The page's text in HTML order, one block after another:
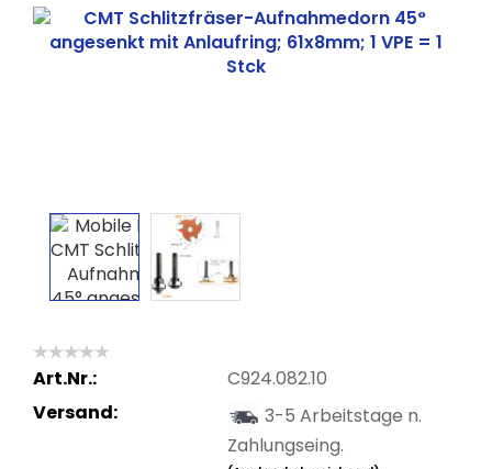
Art.Nr.:
C924.082.10
Versand:
3-5 Arbeitstage n.
Zahlungseing.